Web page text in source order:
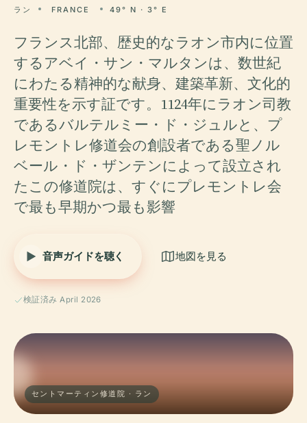
ラン FRANCE 49° N · 3° E
フランス北部、歴史的なラオン市内に位置
するアベイ・サン・マルタンは、数世紀
にわたる精神的な献身、建築革新、文化的
重要性を示す証です。1124年にラオン司教
であるバルテルミー・ド・ジュルと、プ
レモントレ修道会の創設者である聖ノル
ベール・ド・ザンテンによって設立され
たこの修道院は、すぐにプレモントレ会
で最も早期かつ最も影響
音声ガイドを聴く 地図を見る
検証済み April 2026
セントマーティン修道院 · ラン